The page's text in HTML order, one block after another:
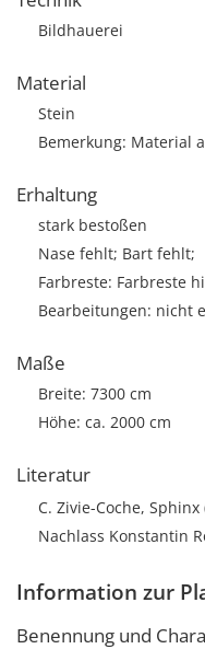
Bildhauerei
Material
Stein
Bemerkung: Material
Erhaltung
stark bestoßen
Nase fehlt; Bart fehlt;
Farbreste: Farbreste
Bearbeitungen: nicht
Maße
Breite: 7300 cm
Höhe: ca. 2000 cm
Literatur
C. Zivie-Coche, Sphinx
Nachlass Konstantin
Information zur
Benennung und